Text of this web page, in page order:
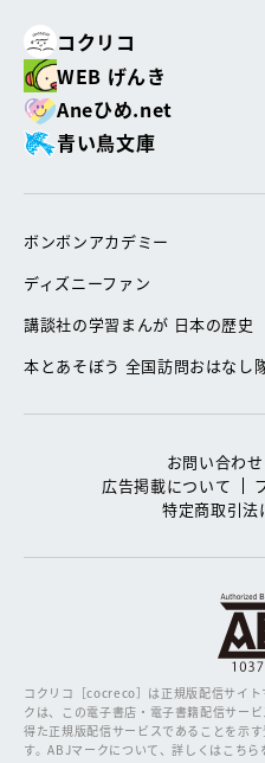
コクリコ
WEB げんき
Aneひめ.net
青い鳥文庫
ボンボンアカデミー
ディズニーファン
講談社の学習まんが 日本の歴史
本とあそぼう 全国訪問おはなし
お問い合わせ
広告掲載について
特定商取引法
コクリコ［cocreco］は正規版配信サイ
クは、この電子書店・電子書籍配信サー
得た正規版配信サービスであることを示
す。ABJマークについて、詳しくはこちら